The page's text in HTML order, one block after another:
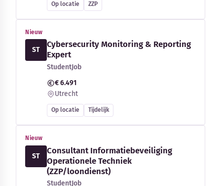
Op locatie ZZP
Nieuw
ST
Cybersecurity Monitoring & Reporting
Expert
StudentJob
€ 6.491
Utrecht
Op locatie Tijdelijk
Nieuw
ST
Consultant Informatiebeveiliging
Operationele Techniek
(ZZP/loondienst)
StudentJob